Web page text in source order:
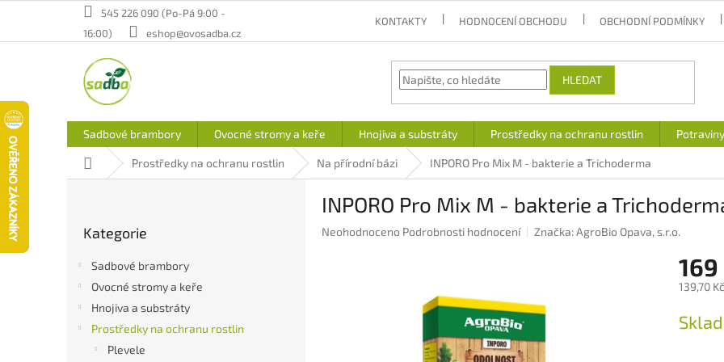
545 226 090 (Po-Pá 9:00 -
16:00)
eshop@ovosadba.cz
KONTAKTY HODNOCENÍ OBCHODU OBCHODNÍ PODMÍNKY
HLEDAT
Sadbové brambory Ovocné stromy a keře Hnojiva a substráty Prostředky na ochranu rostlin Potraviny
Domů Prostředky na ochranu rostlin Na přírodní bázi INPORO Pro Mix M - bakterie a Trichoderma
kategorie
Kategorie
Sadbové brambory
Ovocné stromy a keře
Hnojiva a substráty
Prostředky na ochranu rostlin
Plevele
INPORO Pro Mix M - bakterie a
Průměrné
Neohodnoceno Podrobnosti hodnocení Značka:AgroBio Opava, s.r.o.
169
139,70
cena: